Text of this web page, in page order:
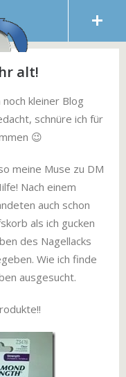
alt!
kleiner Blog
schnüre ich für
😉
meine Muse zu DM
Nach einem
auch schon
als ich gucken
des Nagellacks
Wie ich finde
ausgesucht.